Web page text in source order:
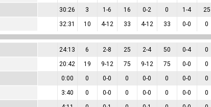
30:26 3 1-6 16 0-2 0 1-4 25
32:31 10 4-12 33 4-12 33 0-0 0
24:13 6 2-8 25 2-4 50 0-4 0
20:42 19 9-12 75 9-12 75 0-0 0
0:00 0 0-0 0 0-0 0 0-0 0
3:40 0 0-0 0 0-0 0 0-0 0